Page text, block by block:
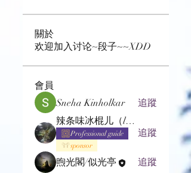
關於
欢迎加入讨论~段子~~XDD
會員
Sneha Kinholkar
追蹤
辣条味冰棍儿（lof别玩了要氪金的）
Professional guide
sponsor
追蹤
煦光閣/似光亭
追蹤